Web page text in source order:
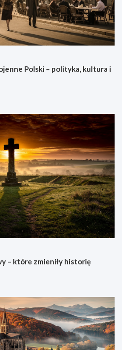
Polski – polityka, kultura i
– które zmieniły historię